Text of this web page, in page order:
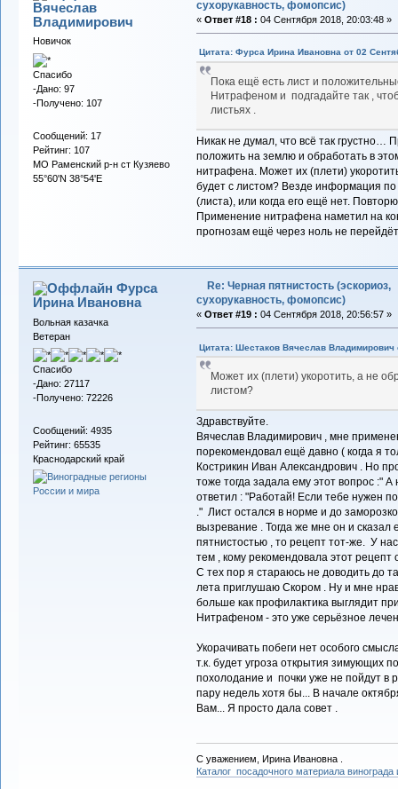
Вячеслав
Владимирович
Новичок
Спасибо
-Дано: 97
-Получено: 107
Сообщений: 17
Рейтинг: 107
МО Раменский р-н ст Кузяево
55°60'N 38°54'E
сухорукавность, фомопсис)
« Ответ #18 : 04 Сентября 2018, 20:03:48 »
Цитата: Фурса Ирина Ивановна от 02
Пока ещё есть лист и
Нитрафеном и подгадайте так ,
листьях .
Никак не думал, что всё так грустно…
положить на землю и обработать в
нитрафена. Может их (плети)
будет с листом? Везде информация
(листа), или когда его ещё нет.
Применение нитрафена наметил на
прогнозам ещё через ноль не
Фурса
Ирина Ивановна
Вольная казачка
Ветеран
Спасибо
-Дано: 27117
-Получено: 72226
Сообщений: 4935
Рейтинг: 65535
Краснодарский край
Re: Черная пятнистость (эскориоз,
сухорукавность, фомопсис)
« Ответ #19 : 04 Сентября 2018, 20:56:57 »
Цитата: Шестаков Вячеслав Владимирович
Может их (плети) укоротить, а не
листом?
Здравствуйте.
Вячеслав Владимирович , мне
порекомендовал ещё давно ( когда я
Кострикин Иван Александрович . Но
тоже тогда задала ему этот вопрос :"
ответил : "Работай! Если тебе нужен
." Лист остался в норме и до
вызревание . Тогда же мне он и
пятнистостью , то рецепт тот-же. У
тем , кому рекомендовала этот
С тех пор я стараюсь не доводить до
лета приглушаю Скором . Ну и мне
больше как профилактика выглядит
Нитрафеном - это уже серьёзное
Укорачивать побеги нет особого
т.к. будет угроза открытия зимующих
похолодание и почки уже не пойдут в
пару недель хотя бы... В начале
Вам... Я просто дала совет .
С уважением, Ирина Ивановна .
Каталог посадочного материала